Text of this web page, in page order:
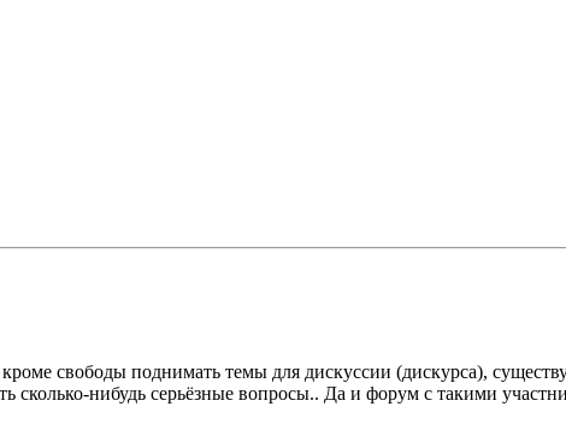
свободы поднимать темы для дискуссии (дискурса),
сколько-нибудь серьёзные вопросы.. Да и форум с такими